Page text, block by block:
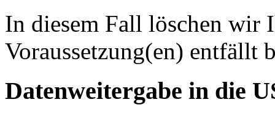
In diesem Fall löschen wir
Voraussetzung(en) entfällt
Datenweitergabe in die